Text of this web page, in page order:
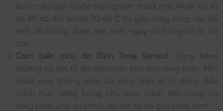
buộc nếu bạn muốn trải nghiệm thoải mái. Nhiệt độ từ
tia IPL có thể lên tới 70 độ C tại gốc nang lông, nếu bề
mặt da không được làm mát, nguy cơ bỏng rát là rất
cao.
Cảm biến màu da (Skin Tone Sensor): Vùng bikini
thường có sắc tố da đậm màu hơn các vùng khác. Một
chiếc máy thông minh có cảm biến sẽ tự động điều
chỉnh mức năng lượng phù hợp, tránh tình trạng tia
sáng phản ứng quá mức với sắc tố da gây cháy sạm.